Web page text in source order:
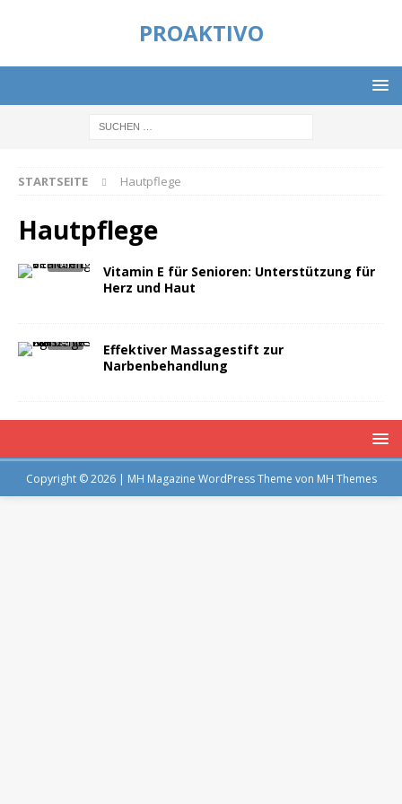
PROAKTIVO
STARTSEITE Hautpflege
Hautpflege
Vitamin E für Senioren: Unterstützung für
Herz und Haut
Effektiver Massagestift zur
Narbenbehandlung
Copyright © 2026 | MH Magazine WordPress Theme von MH Themes